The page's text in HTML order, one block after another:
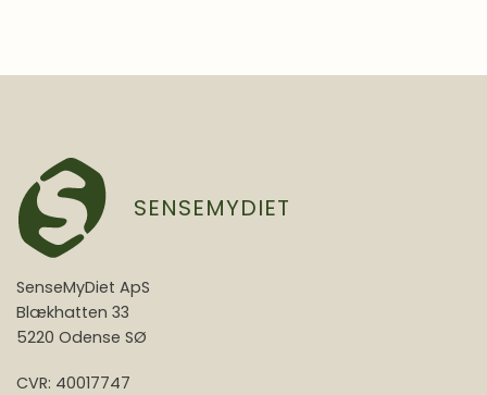
SENSEMYDIET
SenseMyDiet ApS
Blækhatten 33
5220 Odense SØ
CVR: 40017747